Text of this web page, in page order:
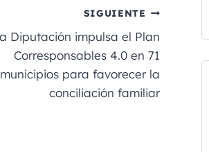
SIGUIENTE
Diputación impulsa el Plan
Corresponsables 4.0 en 71
municipios para favorecer la
conciliación familiar